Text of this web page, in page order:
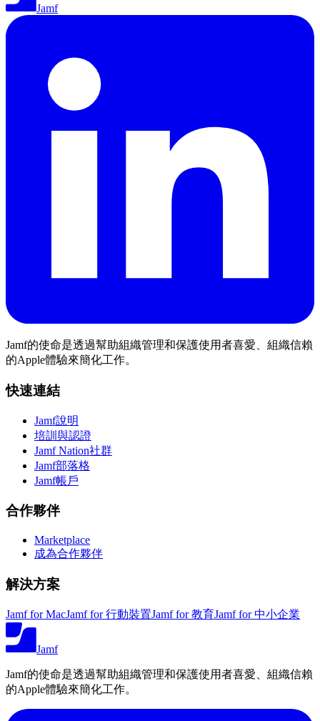
Jamf
Jamf的使命是透過幫助組織管理和保護使用者喜愛、組織信賴
的Apple體驗來簡化工作。
快速連結
Jamf說明
培訓與認證
Jamf Nation社群
Jamf部落格
Jamf帳戶
合作夥伴
Marketplace
成為合作夥伴
解決方案
Jamf for MacJamf for 行動裝置Jamf for 教育Jamf for 中小企業
Jamf
Jamf的使命是透過幫助組織管理和保護使用者喜愛、組織信賴
的Apple體驗來簡化工作。